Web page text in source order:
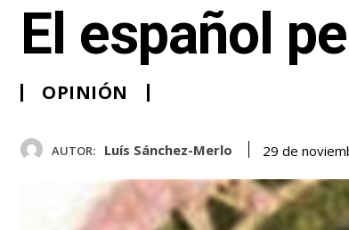
El español
OPINIÓN
AUTOR: Luís Sánchez-Merlo 29 de